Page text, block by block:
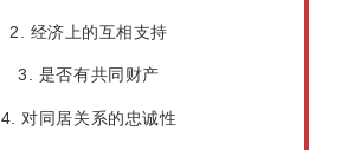
2. 经济上的互相支持
3. 是否有共同财产
4. 对同居关系的忠诚性